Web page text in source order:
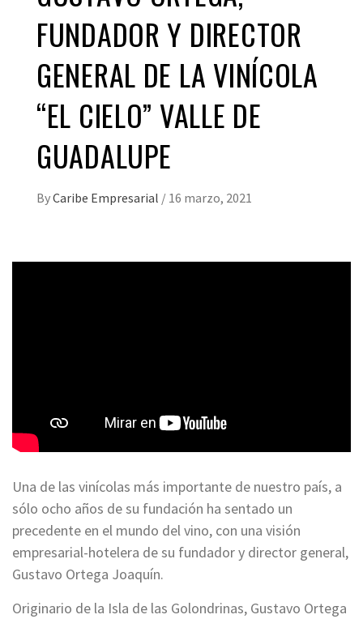
FUNDADOR Y DIRECTOR
GENERAL DE LA VINÍCOLA
“EL CIELO” VALLE DE
GUADALUPE
ByCaribe Empresarial / 16 marzo, 2021
Una de las vinícolas más importante de nuestro país, a
sólo ocho años de su fundación ha sentado un
precedente en el mundo del vino, con una visión
empresarial-hotelera de su fundador y director general,
Gustavo Ortega Joaquín.
Originario de la Isla de las Golondrinas, Gustavo Ortega